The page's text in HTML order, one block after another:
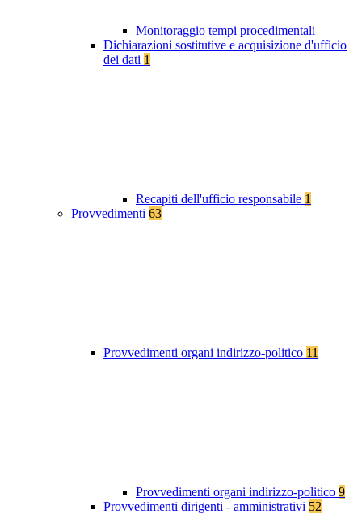
Monitoraggio tempi procedimentali
Dichiarazioni sostitutive e acquisizione d'ufficio
dei dati 1
Recapiti dell'ufficio responsabile 1
Provvedimenti 63
Provvedimenti organi indirizzo-politico 11
Provvedimenti organi indirizzo-politico 9
Provvedimenti dirigenti - amministrativi 52